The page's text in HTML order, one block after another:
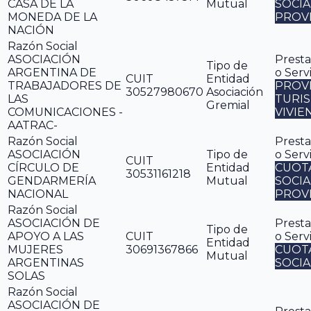
CASA DE LA
MONEDA DE LA
NACIÓN
Mutual
Razón Social
ASOCIACIÓN
ARGENTINA DE
TRABAJADORES DE
LAS
COMUNICACIONES -
AATRAC-
CUIT
30527980670
Tipo de
Entidad
Asociación
Gremial
o
Razón Social
ASOCIACIÓN
CÍRCULO DE
GENDARMERÍA
NACIONAL
CUIT
30531161218
Tipo de
Entidad
Mutual
o
Razón Social
ASOCIACIÓN DE
APOYO A LAS
MUJERES
ARGENTINAS
SOLAS
CUIT
30691367866
Tipo de
Entidad
Mutual
o
Razón Social
ASOCIACIÓN DE